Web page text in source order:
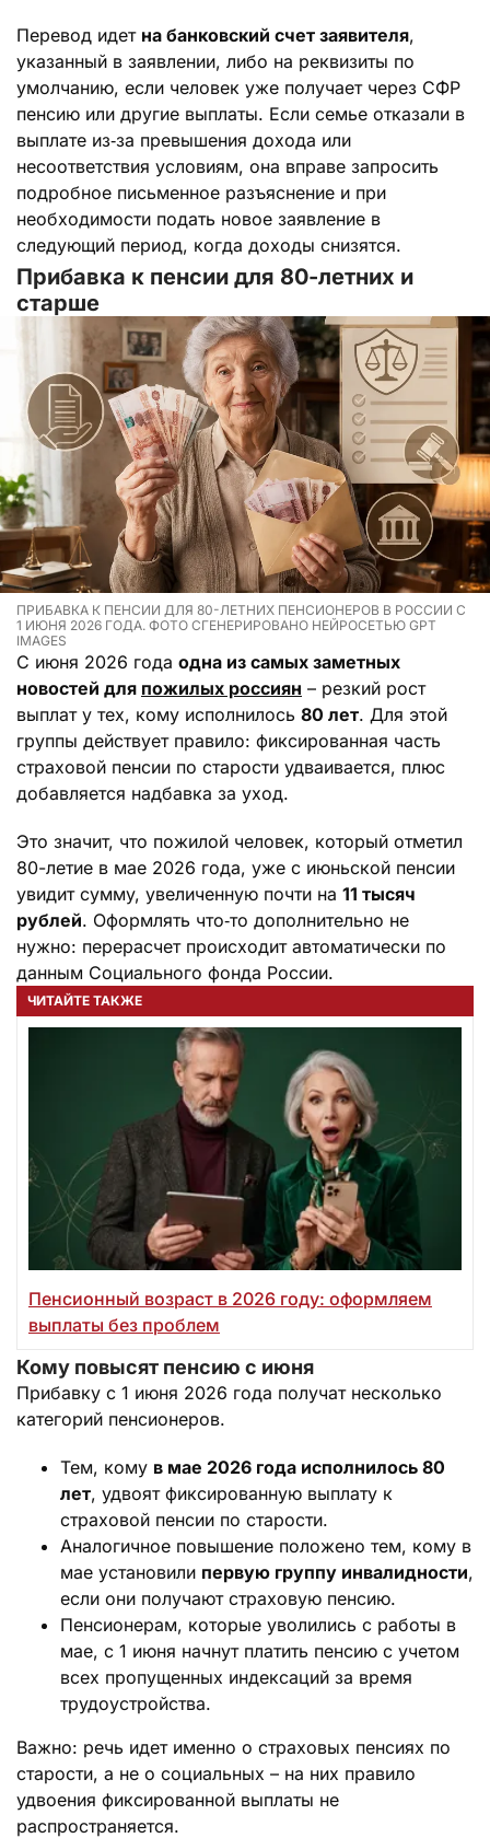
Перевод идет на банковский счет заявителя,
указанный в заявлении, либо на реквизиты по
умолчанию, если человек уже получает через СФР
пенсию или другие выплаты. Если семье отказали в
выплате из‑за превышения дохода или
несоответствия условиям, она вправе запросить
подробное письменное разъяснение и при
необходимости подать новое заявление в
следующий период, когда доходы снизятся.
Прибавка к пенсии для 80-летних и
старше
ПРИБАВКА К ПЕНСИИ ДЛЯ 80-ЛЕТНИХ ПЕНСИОНЕРОВ В РОССИИ С
1 ИЮНЯ 2026 ГОДА. ФОТО СГЕНЕРИРОВАНО НЕЙРОСЕТЬЮ GPT
IMAGES
С июня 2026 года одна из самых заметных
новостей для пожилых россиян – резкий рост
выплат у тех, кому исполнилось 80 лет. Для этой
группы действует правило: фиксированная часть
страховой пенсии по старости удваивается, плюс
добавляется надбавка за уход.
Это значит, что пожилой человек, который отметил
80-летие в мае 2026 года, уже с июньской пенсии
увидит сумму, увеличенную почти на 11 тысяч
рублей. Оформлять что‑то дополнительно не
нужно: перерасчет происходит автоматически по
данным Социального фонда России.
ЧИТАЙТЕ ТАКЖЕ
Пенсионный возраст в 2026 году: оформляем
выплаты без проблем
Кому повысят пенсию с июня
Прибавку с 1 июня 2026 года получат несколько
категорий пенсионеров.
Тем, кому в мае 2026 года исполнилось 80
лет, удвоят фиксированную выплату к
страховой пенсии по старости.
Аналогичное повышение положено тем, кому в
мае установили первую группу инвалидности,
если они получают страховую пенсию.
Пенсионерам, которые уволились с работы в
мае, с 1 июня начнут платить пенсию с учетом
всех пропущенных индексаций за время
трудоустройства.
Важно: речь идет именно о страховых пенсиях по
старости, а не о социальных – на них правило
удвоения фиксированной выплаты не
распространяется.